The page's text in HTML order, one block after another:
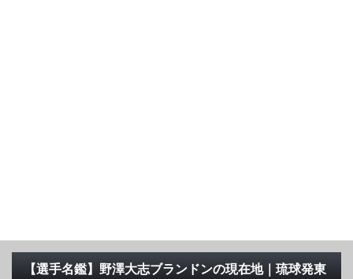
【選手名鑑】野澤大志ブランドンの現在地｜琉球発東